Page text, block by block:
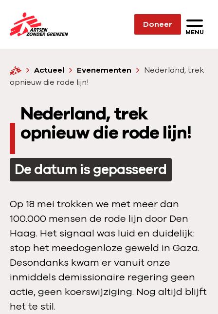
Sla navigatie over
N
r
d
o
e
a
e
Doneer
MENU
H
o
e
Actueel Evenementen
Nederland, trek
opnieuw die rode lijn!
Nederland, trek
opnieuw die rode lijn!
De datum is gepasseerd
Op 18 mei trokken we met meer dan
100.000 mensen de rode lijn door Den
Haag. Het signaal was luid en duidelijk:
stop het meedogenloze geweld in Gaza.
Desondanks kwam er vanuit onze
inmiddels demissionaire regering geen
actie, geen koerswijziging. Nog altijd blijft
het te stil.